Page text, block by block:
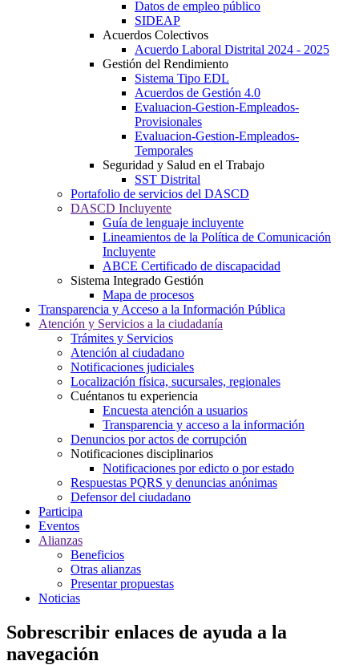
Datos de empleo público
SIDEAP
Acuerdos Colectivos
Acuerdo Laboral Distrital 2024 - 2025
Gestión del Rendimiento
Sistema Tipo EDL
Acuerdos de Gestión 4.0
Evaluacion-Gestion-Empleados-
Provisionales
Evaluacion-Gestion-Empleados-
Temporales
Seguridad y Salud en el Trabajo
SST Distrital
Portafolio de servicios del DASCD
DASCD Incluyente
Guía de lenguaje incluyente
Lineamientos de la Política de Comunicación
Incluyente
ABCE Certificado de discapacidad
Sistema Integrado Gestión
Mapa de procesos
Transparencia y Acceso a la Información Pública
Atención y Servicios a la ciudadanía
Trámites y Servicios
Atención al ciudadano
Notificaciones judiciales
Localización física, sucursales, regionales
Cuéntanos tu experiencia
Encuesta atención a usuarios
Transparencia y acceso a la información
Denuncios por actos de corrupción
Notificaciones disciplinarios
Notificaciones por edicto o por estado
Respuestas PQRS y denuncias anónimas
Defensor del ciudadano
Participa
Eventos
Alianzas
Beneficios
Otras alianzas
Presentar propuestas
Noticias
Sobrescribir enlaces de ayuda a la
navegación